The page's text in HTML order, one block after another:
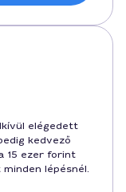
elégedett
kedvező
15 ezer forint
lépésnél.